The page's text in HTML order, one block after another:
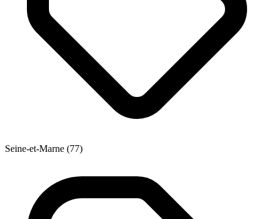
Seine-et-Marne (77)